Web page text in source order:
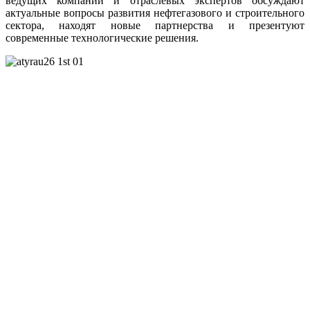
актуальные вопросы развития нефтегазового и строительного
сектора, находят новые партнерства и презентуют
современные технологические решения.